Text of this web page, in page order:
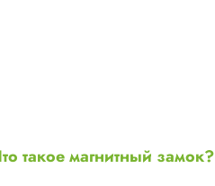
такое магнитный замок?